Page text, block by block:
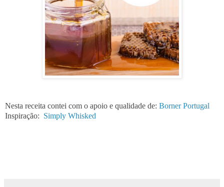
Nesta receita contei com o apoio e qualidade de: Borner Portugal
Inspiração: Simply Whisked